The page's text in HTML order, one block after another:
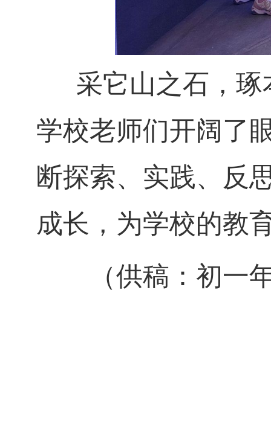
采它山之石，琢
学校老师们开阔了
断探索、实践、反
成长，为学校的教
（供稿：初一年